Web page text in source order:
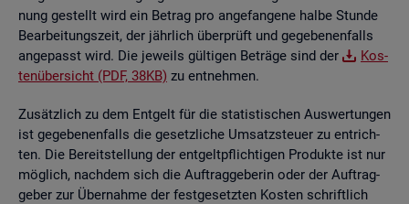
nung ge­stellt wird ein Be­trag pro an­ge­fan­ge­ne halbe Stun­de
Be­ar­bei­tungs­zeit, der jähr­lich über­prüft und ge­ge­be­nen­falls
an­ge­passt wird. Die je­weils gül­ti­gen Be­trä­ge sind der
Kos­
ten­über­sicht (PDF, 38KB) zu ent­neh­men.
Zu­sätz­lich zu dem Ent­gelt für die sta­tis­ti­schen Aus­wer­tun­gen
ist ge­ge­be­nen­falls die ge­setz­li­che Um­satz­steu­er zu ent­rich­
ten. Die Be­reit­stel­lung der ent­gelt­pflich­ti­gen Pro­duk­te ist nur
mög­lich, nach­dem sich die Auf­trag­ge­be­rin oder der Auf­trag­
ge­ber zur Über­nah­me der fest­ge­setz­ten Kos­ten schrift­lich